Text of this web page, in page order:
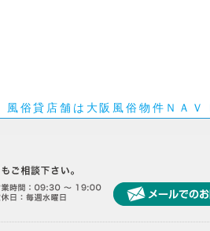
風俗貸店舗は大阪風俗物件ＮＡＶ